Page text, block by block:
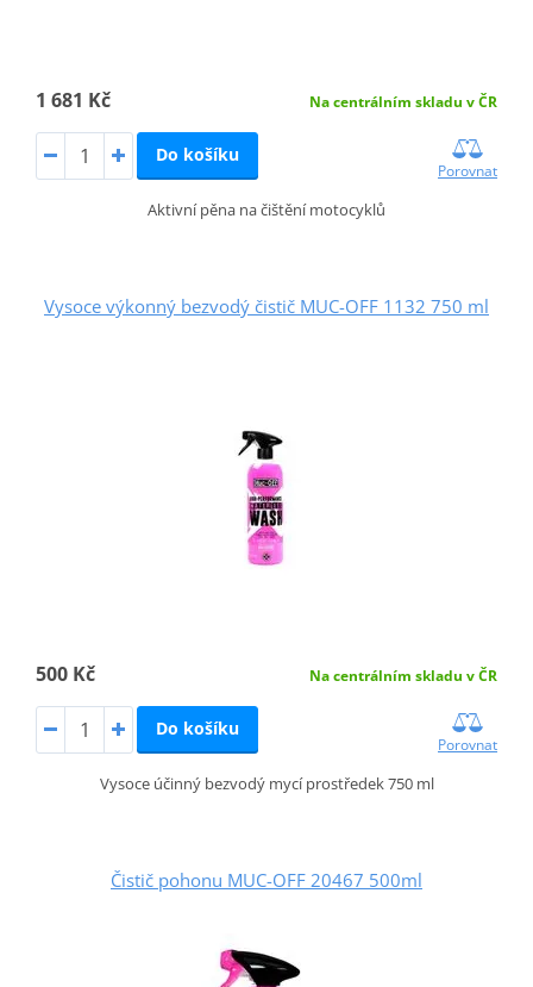
1 681 Kč Na centrálním skladu v ČR
Do košíku
Porovnat
Aktivní pěna na čištění motocyklů
Vysoce výkonný bezvodý čistič MUC-OFF 1132 750 ml
500 Kč Na centrálním skladu v ČR
Do košíku
Porovnat
Vysoce účinný bezvodý mycí prostředek 750 ml
Čistič pohonu MUC-OFF 20467 500ml